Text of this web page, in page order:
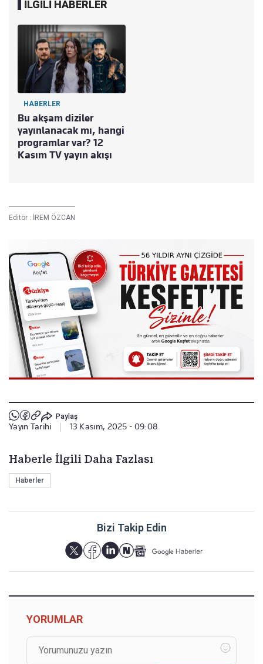
İLGİLİ HABERLER
HABERLER
Bu akşam diziler
yayınlanacak mı, hangi
programlar var? 12
Kasım TV yayın akışı
Editör : İREM ÖZCAN
Paylaş
Yayın Tarihi 13 Kasım, 2025 - 09:08
Haberle İlgili Daha Fazlası
Haberler
Bizi Takip Edin
YORUMLAR